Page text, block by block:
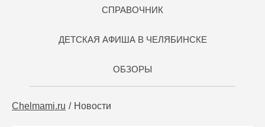
СПРАВОЧНИК
ДЕТСКАЯ АФИША В ЧЕЛЯБИНСКЕ
ОБЗОРЫ
Chelmami.ru Новости